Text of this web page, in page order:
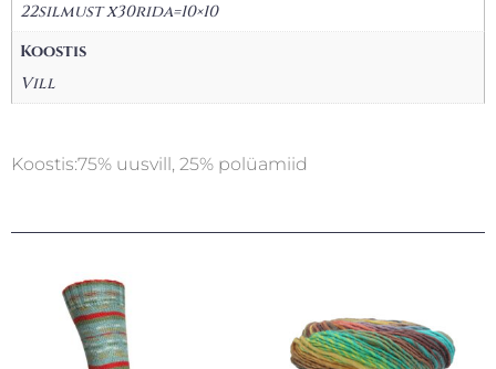
22silmust x30rida=10×10
Koostis
Vill
Koostis:75% uusvill, 25% polüamiid